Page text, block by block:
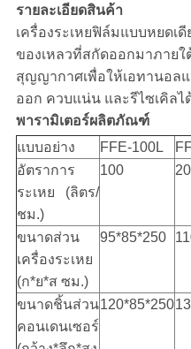
รายละเอียดสินค้า
เครื่องระเหยฟิล์มแบบหยดเ
ของเหลวที่สกัดออกมาภาย
สุญญากาศเพื่อให้เอทานอล
ออก ควบแน่น และรีไซเคิลไ
พารามิเตอร์ผลิตภัณฑ์
แบบอย่าง
FFE-100L
อัตราการ
ระเหย (ลิตร/
ชม.)
100
ขนาดส่วน
เครื่องระเหย
(ก*ย*ส ซม.)
95*85*250
ขนาดชิ้นส่วน
คอนเดนเซอร์
120*85*250